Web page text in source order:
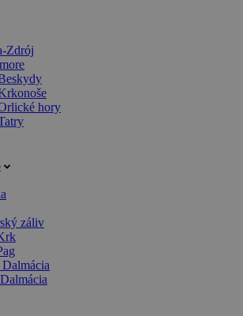
Zdrój
hory
záliv
Dalmácia